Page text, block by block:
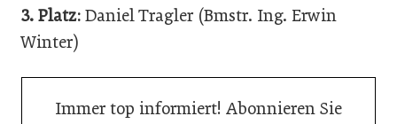
3. Platz: Daniel Tragler (Bmstr. Ing. Erwin
Winter)
Immer top informiert! Abonnieren Sie